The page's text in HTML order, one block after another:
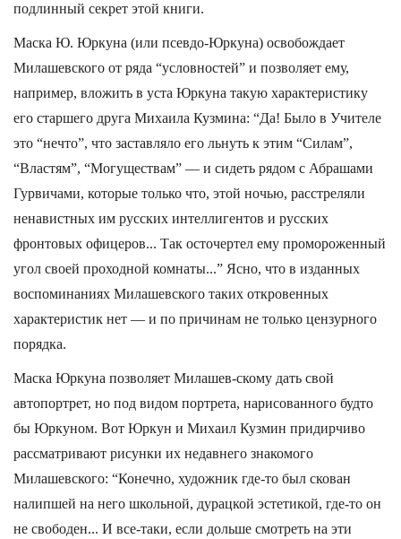
подлинный секрет этой книги.
Маска Ю. Юркуна (или псевдо-Юркуна) освобождает
Милашевского от ряда “условностей” и позволяет ему,
например, вложить в уста Юркуна такую характеристику
его старшего друга Михаила Кузмина: “Да! Было в Учителе
это “нечто”, что заставляло его льнуть к этим “Силам”,
“Властям”, “Могуществам” — и сидеть рядом с Абрашами
Гурвичами, которые только что, этой ночью, расстреляли
ненавистных им русских интеллигентов и русских
фронтовых офицеров... Так осточертел ему промороженный
угол своей проходной комнаты...” Ясно, что в изданных
воспоминаниях Милашевского таких откровенных
характеристик нет — и по причинам не только цензурного
порядка.
Маска Юркуна позволяет Милашев-скому дать свой
автопортрет, но под видом портрета, нарисованного будто
бы Юркуном. Вот Юркун и Михаил Кузмин придирчиво
рассматривают рисунки их недавнего знакомого
Милашевского: “Конечно, художник где-то был скован
налипшей на него школьной, дурацкой эстетикой, где-то он
не свободен... И все-таки, если дольше смотреть на эти